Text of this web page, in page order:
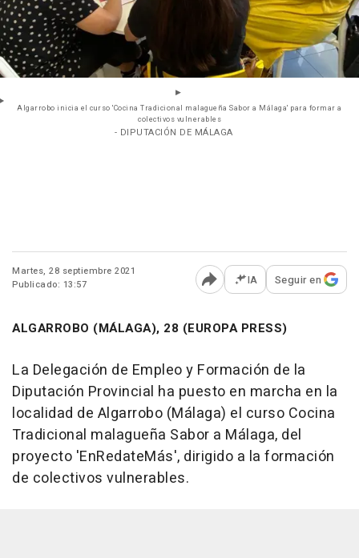
Algarrobo inicia el curso 'Cocina Tradicional malagueña Sabor a Málaga' para formar a
colectivos vulnerables
- DIPUTACIÓN DE MÁLAGA
Martes, 28 septiembre 2021
Publicado: 13:57
Abrir opciones para
IA Seguir en
ALGARROBO (MÁLAGA), 28 (EUROPA PRESS)
La Delegación de Empleo y Formación de la
Diputación Provincial ha puesto en marcha en la
localidad de Algarrobo (Málaga) el curso Cocina
Tradicional malagueña Sabor a Málaga, del
proyecto 'EnRedateMás', dirigido a la formación
de colectivos vulnerables.